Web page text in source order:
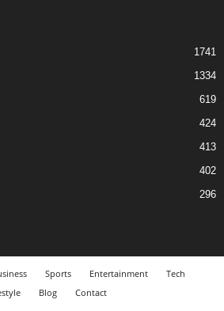
1741
1334
619
424
413
402
296
Sports Entertainment
Tech
Blog
Contact